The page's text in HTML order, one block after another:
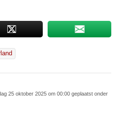
25 oktober 2025 om 00:00 geplaatst onder